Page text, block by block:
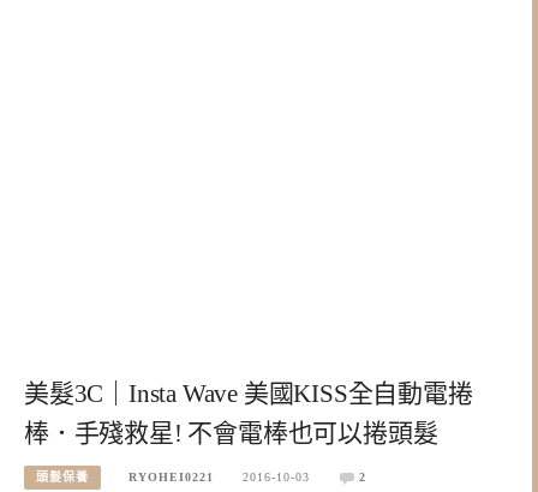
美髮3C｜Insta Wave 美國KISS全自動電捲
棒．手殘救星! 不會電棒也可以捲頭髮
頭髮保養 RYOHEI0221 2016-10-03 2